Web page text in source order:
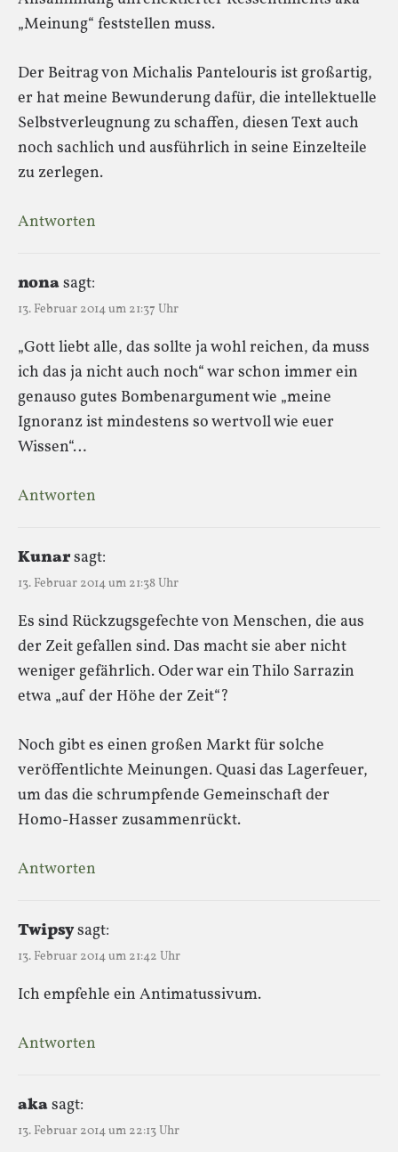
„Meinung“ feststellen muss.
Der Beitrag von Michalis Pantelouris ist großartig,
er hat meine Bewunderung dafür, die intellektuelle
Selbstverleugnung zu schaffen, diesen Text auch
noch sachlich und ausführlich in seine Einzelteile
zu zerlegen.
Antworten
nonasagt:
13. Februar 2014 um 21:37 Uhr
„Gott liebt alle, das sollte ja wohl reichen, da muss
ich das ja nicht auch noch“ war schon immer ein
genauso gutes Bombenargument wie „meine
Ignoranz ist mindestens so wertvoll wie euer
Wissen“…
Antworten
Kunarsagt:
13. Februar 2014 um 21:38 Uhr
Es sind Rückzugsgefechte von Menschen, die aus
der Zeit gefallen sind. Das macht sie aber nicht
weniger gefährlich. Oder war ein Thilo Sarrazin
etwa „auf der Höhe der Zeit“?
Noch gibt es einen großen Markt für solche
veröffentlichte Meinungen. Quasi das Lagerfeuer,
um das die schrumpfende Gemeinschaft der
Homo-Hasser zusammenrückt.
Antworten
Twipsysagt:
13. Februar 2014 um 21:42 Uhr
Ich empfehle ein Antimatussivum.
Antworten
akasagt:
13. Februar 2014 um 22:13 Uhr